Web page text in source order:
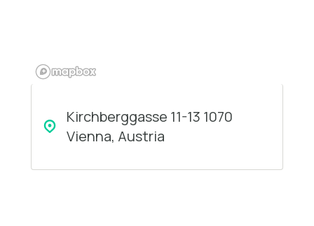
Kirchberggasse 11-13 1070
Vienna, Austria